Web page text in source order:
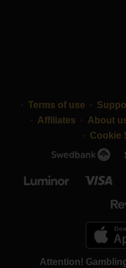
Terms of use
Affiliates
About
Cookie
Attention!